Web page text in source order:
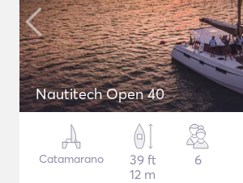
Nautitech Open 40
Catamarano
39 ft
12 m
6